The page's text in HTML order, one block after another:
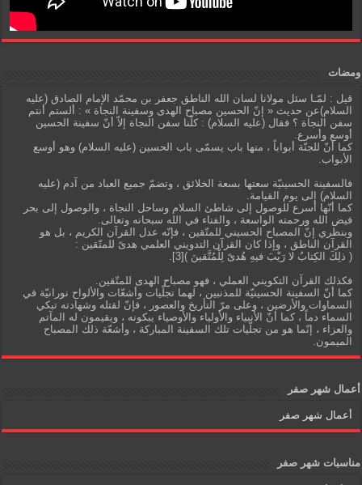
ومضات
قيل : لمّـا سئل مولانا لسان الله الناطق جعفر بن محمّد الإمام الصادق (عليه
السلام)عن حديث « إنّ الحسين مصباح الهدى وسفينة النجاة » : ألستم أنتم
سفن النجاة ؟ فقال (عليه السلام) : كلّنا سفن النجاة إلاّ أنّ سفينة الحسين
أوسع وأسرع.
كما أنّ للجنّة أبواباً ، منها باب يسمّى باب الحسين (عليه السلام) وهو أوسع
الأبواب.
فالسفينة الحسينيّة سعتها بسعة الخلائق ، وتضمّ جميع العباد من آدم (عليه
السلام) إلى يوم القيامة.
كما أنّها أسرع للوصول إلى شاطئ السلام وساحل النجاة ، والوصول إلى بحر
فيض الله ورحمته الواسعة ، والفناء في الله سبحانه وتعالى.
وبنظري إنّ المصباح الحسيني للمتّقين ، فإنّه عدل القرآن الكريم ، بل هو
القرآن الناطق ، وإذا كان القرآن التدويني العلمي هدىً للمتّقين :
( ذلِكَ الكِتابُ لا رَيْبَ فيهِ هُدىً لِلْمُتَّقينَ )[3].
فكذلك القرآن التكويني العملي ، فهو مصباح الهدى للمتّقين.
كما أنّ السفينة الحسينيّة للمذنبين ، لهما تجلّيات وأشعّات والألواح نورانيّة في
السماوات والأرضين ، وعلى مرّ التأريخ والعصور ، فإنّ لقتله وشهادته تبكي
السماء دماً ، كما أنّ الأنبياء والأولياء والأوصياء يبكونه ، ويقيمون له المآتم
والعزاء ، إنّما هو من تجلّيات تلك السفينة المباركة ، وأشعّة ذلك المصباح
الميمون.
أعمال شهر صفر
أعمال شهر صفر
مناسبات شهر صفر